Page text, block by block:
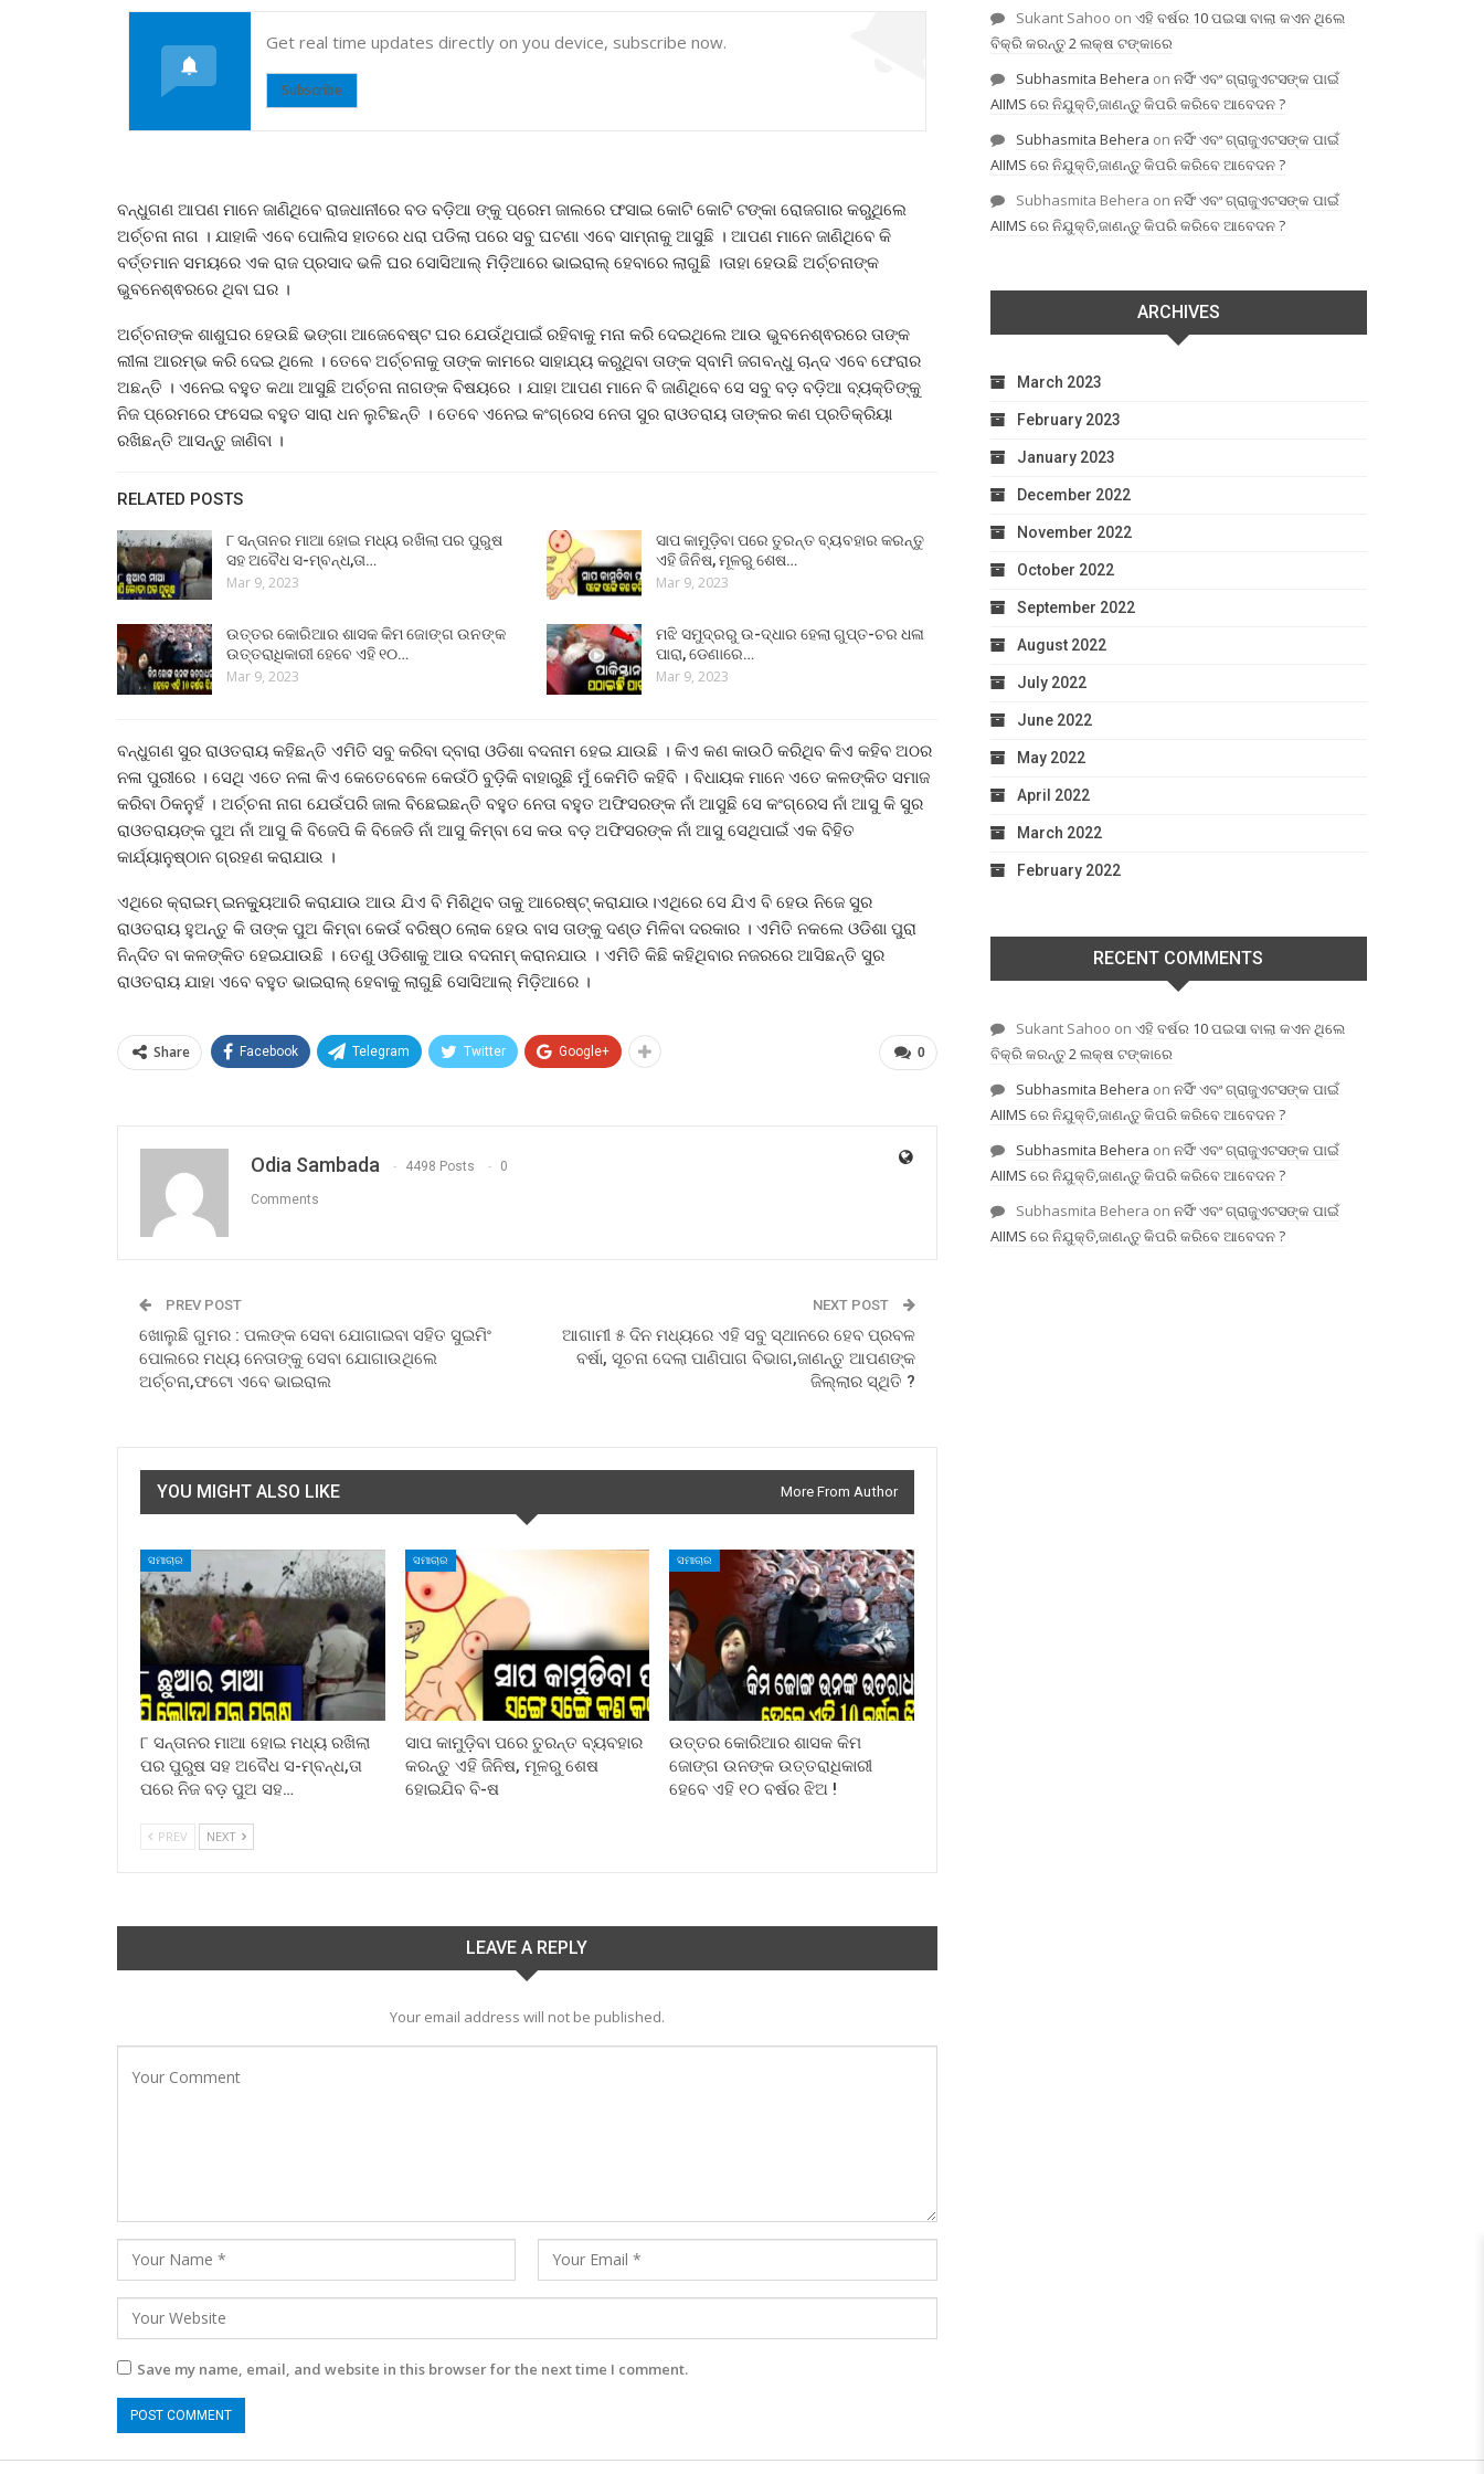
Get real time updates directly on you device, subscribe now.
Subscribe
ବନ୍ଧୁଗଣ ଆପଣ ମାନେ ଜାଣିଥିବେ ରାଜଧାନୀରେ ବଡ ବଡ଼ିଆ ଙ୍କୁ ପ୍ରେମ ଜାଲରେ ଫସାଇ କୋଟି କୋଟି ଟଙ୍କା ରୋଜଗାର କରୁଥିଲେ
ଅର୍ଚ୍ଚନା ନାଗ । ଯାହାକି ଏବେ ପୋଲିସ ହାତରେ ଧରା ପଡିଲା ପରେ ସବୁ ଘଟଣା ଏବେ ସାମ୍ନାକୁ ଆସୁଛି । ଆପଣ ମାନେ ଜାଣିଥିବେ କି
ବର୍ତ୍ତମାନ ସମୟରେ ଏକ ରାଜ ପ୍ରସାଦ ଭଳି ଘର ସୋସିଆଲ୍ ମିଡ଼ିଆରେ ଭାଇରାଲ୍ ହେବାରେ ଲାଗୁଛି ।ତାହା ହେଉଛି ଅର୍ଚ୍ଚନାଙ୍କ
ଭୁବନେଶ୍ଵରରେ ଥିବା ଘର ।
ଅର୍ଚ୍ଚନାଙ୍କ ଶାଶୁଘର ହେଉଛି ଭଙ୍ଗା ଆଜେବେଷ୍ଟ ଘର ଯେଉଁଥିପାଇଁ ରହିବାକୁ ମନା କରି ଦେଇଥିଲେ ଆଉ ଭୁବନେଶ୍ଵରରେ ତାଙ୍କ
ଲୀଳା ଆରମ୍ଭ କରି ଦେଇ ଥିଲେ । ତେବେ ଅର୍ଚ୍ଚନାକୁ ତାଙ୍କ କାମରେ ସାହାଯ୍ୟ କରୁଥିବା ତାଙ୍କ ସ୍ବାମି ଜଗବନ୍ଧୁ ଚାନ୍ଦ ଏବେ ଫେରାର
ଅଛନ୍ତି । ଏନେଇ ବହୁତ କଥା ଆସୁଛି ଅର୍ଚ୍ଚନା ନାଗଙ୍କ ବିଷୟରେ । ଯାହା ଆପଣ ମାନେ ବି ଜାଣିଥିବେ ସେ ସବୁ ବଡ଼ ବଡ଼ିଆ ବ୍ୟକ୍ତିଙ୍କୁ
ନିଜ ପ୍ରେମରେ ଫସେଇ ବହୁତ ସାରା ଧନ ଲୁଟିଛନ୍ତି । ତେବେ ଏନେଇ କଂଗ୍ରେସ ନେତା ସୁର ରାଓତରାୟ ତାଙ୍କର କଣ ପ୍ରତିକ୍ରିୟା
ରଖିଛନ୍ତି ଆସନ୍ତୁ ଜାଣିବା ।
RELATED POSTS
୮ ସନ୍ତାନର ମାଆ ହୋଇ ମଧ୍ୟ ରଖିଲା ପର ପୁରୁଷ
ସହ ଅବୈଧ ସ-ମ୍ବନ୍ଧ,ତା…
Mar 9, 2023
ସାପ କାମୁଡ଼ିବା ପରେ ତୁରନ୍ତ ବ୍ୟବହାର କରନ୍ତୁ
ଏହି ଜିନିଷ, ମୂଳରୁ ଶେଷ…
Mar 9, 2023
ଉତ୍ତର କୋରିଆର ଶାସକ କିମ ଜୋଙ୍ଗ ଉନଙ୍କ
ଉତ୍ତରାଧିକାରୀ ହେବେ ଏହି ୧୦…
Mar 9, 2023
ମଝି ସମୁଦ୍ରରୁ ଉ-ଦ୍ଧାର ହେଲା ଗୁପ୍ତ-ଚର ଧଳା
ପାରା, ଡେଣାରେ…
Mar 9, 2023
ବନ୍ଧୁଗଣ ସୁର ରାଓତରାୟ କହିଛନ୍ତି ଏମିତି ସବୁ କରିବା ଦ୍ବାରା ଓଡିଶା ବଦନାମ ହେଇ ଯାଉଛି । କିଏ କଣ କାଉଠି କରିଥିବ କିଏ କହିବ ଅଠର
ନଳା ପୁରୀରେ । ସେଥି ଏତେ ନଳା କିଏ କେତେବେଳେ କେଉଁଠି ବୁଡ଼ିକି ବାହାରୁଛି ମୁଁ କେମିତି କହିବି । ବିଧାୟକ ମାନେ ଏତେ କଳଙ୍କିତ ସମାଜ
କରିବା ଠିକନୁହଁ । ଅର୍ଚ୍ଚନା ନାଗ ଯେଉଁପରି ଜାଲ ବିଛେଇଛନ୍ତି ବହୁତ ନେତା ବହୁତ ଅଫିସରଙ୍କ ନାଁ ଆସୁଛି ସେ କଂଗ୍ରେସ ନାଁ ଆସୁ କି ସୁର
ରାଓତରାୟଙ୍କ ପୁଅ ନାଁ ଆସୁ କି ବିଜେପି କି ବିଜେଡି ନାଁ ଆସୁ କିମ୍ବା ସେ କଉ ବଡ଼ ଅଫିସରଙ୍କ ନାଁ ଆସୁ ସେଥିପାଇଁ ଏକ ବିହିତ
କାର୍ଯ୍ୟାନୁଷ୍ଠାନ ଗ୍ରହଣ କରାଯାଉ ।
ଏଥିରେ କ୍ରାଇମ୍ ଇନକ୍ୟୁଆରି କରାଯାଉ ଆଉ ଯିଏ ବି ମିଶିଥିବ ତାକୁ ଆରେଷ୍ଟ୍ କରାଯାଉ।ଏଥିରେ ସେ ଯିଏ ବି ହେଉ ନିଜେ ସୁର
ରାଓତରାୟ ହୁଅନ୍ତୁ କି ତାଙ୍କ ପୁଅ କିମ୍ବା କେଉଁ ବରିଷ୍ଠ ଲୋକ ହେଉ ବାସ ତାଙ୍କୁ ଦଣ୍ଡ ମିଳିବା ଦରକାର । ଏମିତି ନକଲେ ଓଡିଶା ପୁରା
ନିନ୍ଦିତ ବା କଳଙ୍କିତ ହେଇଯାଉଛି । ତେଣୁ ଓଡିଶାକୁ ଆଉ ବଦନାମ୍ କରାନଯାଉ । ଏମିତି କିଛି କହିଥିବାର ନଜରରେ ଆସିଛନ୍ତି ସୁର
ରାଓତରାୟ ଯାହା ଏବେ ବହୁତ ଭାଇରାଲ୍ ହେବାକୁ ଲାଗୁଛି ସୋସିଆଲ୍ ମିଡ଼ିଆରେ ।
0
Share Facebook Telegram Twitter Google+
Odia Sambada 4498 Posts 0
Comments
PREV POST
ଖୋଲୁଛି ଗୁମର : ପଲଙ୍କ ସେବା ଯୋଗାଇବା ସହିତ ସୁଇମିଂ
ପୋଲରେ ମଧ୍ୟ ନେତାଙ୍କୁ ସେବା ଯୋଗାଉଥିଲେ
ଅର୍ଚ୍ଚନା,ଫଟୋ ଏବେ ଭାଇରାଲ
NEXT POST
ଆଗାମୀ ୫ ଦିନ ମଧ୍ୟରେ ଏହି ସବୁ ସ୍ଥାନରେ ହେବ ପ୍ରବଳ
ବର୍ଷା, ସୂଚନା ଦେଲା ପାଣିପାଗ ବିଭାଗ,ଜାଣନ୍ତୁ ଆପଣଙ୍କ
ଜିଲ୍ଲାର ସ୍ଥିତି ?
YOU MIGHT ALSO LIKE More From Author
ସମାଚାର
୮ ସନ୍ତାନର ମାଆ ହୋଇ ମଧ୍ୟ ରଖିଲା
ପର ପୁରୁଷ ସହ ଅବୈଧ ସ-ମ୍ବନ୍ଧ,ତା
ପରେ ନିଜ ବଡ଼ ପୁଅ ସହ…
ସମାଚାର
ସାପ କାମୁଡ଼ିବା ପରେ ତୁରନ୍ତ ବ୍ୟବହାର
କରନ୍ତୁ ଏହି ଜିନିଷ, ମୂଳରୁ ଶେଷ
ହୋଇଯିବ ବି-ଷ
ସମାଚାର
ଉତ୍ତର କୋରିଆର ଶାସକ କିମ
ଜୋଙ୍ଗ ଉନଙ୍କ ଉତ୍ତରାଧିକାରୀ
ହେବେ ଏହି ୧୦ ବର୍ଷର ଝିଅ !
PREV NEXT
LEAVE A REPLY
Your email address will not be published.
Save my name, email, and website in this browser for the next time I comment.
Sukant Sahoo on ଏହି ବର୍ଷର 10 ପଇସା ବାଲା କଏନ ଥିଲେ
ବିକ୍ରି କରନ୍ତୁ 2 ଲକ୍ଷ ଟଙ୍କାରେ
Subhasmita Behera on ନର୍ସିଂ ଏବଂ ଗ୍ରାଜୁଏଟସଙ୍କ ପାଇଁ
AIIMS ରେ ନିଯୁକ୍ତି,ଜାଣନ୍ତୁ କିପରି କରିବେ ଆବେଦନ ?
Subhasmita Behera on ନର୍ସିଂ ଏବଂ ଗ୍ରାଜୁଏଟସଙ୍କ ପାଇଁ
AIIMS ରେ ନିଯୁକ୍ତି,ଜାଣନ୍ତୁ କିପରି କରିବେ ଆବେଦନ ?
Subhasmita Behera on ନର୍ସିଂ ଏବଂ ଗ୍ରାଜୁଏଟସଙ୍କ ପାଇଁ
AIIMS ରେ ନିଯୁକ୍ତି,ଜାଣନ୍ତୁ କିପରି କରିବେ ଆବେଦନ ?
ARCHIVES
March 2023
February 2023
January 2023
December 2022
November 2022
October 2022
September 2022
August 2022
July 2022
June 2022
May 2022
April 2022
March 2022
February 2022
RECENT COMMENTS
Sukant Sahoo on ଏହି ବର୍ଷର 10 ପଇସା ବାଲା କଏନ ଥିଲେ
ବିକ୍ରି କରନ୍ତୁ 2 ଲକ୍ଷ ଟଙ୍କାରେ
Subhasmita Behera on ନର୍ସିଂ ଏବଂ ଗ୍ରାଜୁଏଟସଙ୍କ ପାଇଁ
AIIMS ରେ ନିଯୁକ୍ତି,ଜାଣନ୍ତୁ କିପରି କରିବେ ଆବେଦନ ?
Subhasmita Behera on ନର୍ସିଂ ଏବଂ ଗ୍ରାଜୁଏଟସଙ୍କ ପାଇଁ
AIIMS ରେ ନିଯୁକ୍ତି,ଜାଣନ୍ତୁ କିପରି କରିବେ ଆବେଦନ ?
Subhasmita Behera on ନର୍ସିଂ ଏବଂ ଗ୍ରାଜୁଏଟସଙ୍କ ପାଇଁ
AIIMS ରେ ନିଯୁକ୍ତି,ଜାଣନ୍ତୁ କିପରି କରିବେ ଆବେଦନ ?